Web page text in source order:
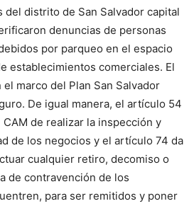
del distrito de San Salvador capital
denuncias de personas
por parqueo en el espacio
establecimientos comerciales. El
marco del Plan San Salvador
De igual manera, el artículo 54
de realizar la inspección y
de los negocios y el artículo 74 da
cualquier retiro, decomiso o
de contravención de los
para ser remitidos y poner